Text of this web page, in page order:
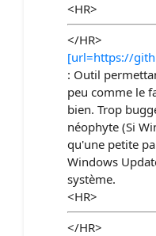
<HR>
</HR>
[url=https://
: Outil
peu comme le
bien. Trop
néophyte (Si
qu'une petite
Windows
système.
<HR>
</HR>